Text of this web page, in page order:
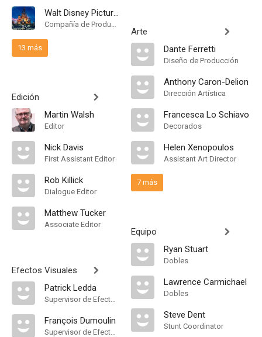
Walt Disney Pictures
Compañía de Produccion
13 más
Edición
Martin Walsh
Editor
Nick Davis
First Assistant Editor
Rob Killick
Dialogue Editor
Matthew Tucker
Associate Editor
Efectos Visuales
Patrick Ledda
Supervisor de Efectos Visuales
François Dumoulin
Supervisor de Efectos Visuales
Arte
Dante Ferretti
Diseño de Producción
Anthony Caron-Delion
Dirección Artística
Francesca Lo Schiavo
Decorados
Helen Xenopoulos
Assistant Art Director
7 más
Equipo
Ryan Stuart
Dobles
Lawrence Carmichael
Dobles
Steve Dent
Stunt Coordinator